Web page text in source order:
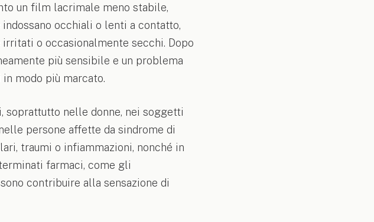
un film lacrimale meno stabile,
occhiali o lenti a contatto,
o occasionalmente secchi. Dopo
più sensibile e un problema
modo più marcato.
soprattutto nelle donne, nei soggetti
persone affette da sindrome di
traumi o infiammazioni, nonché in
farmaci, come gli
contribuire alla sensazione di